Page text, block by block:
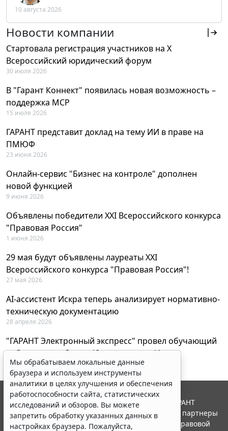
РФ
10 августа 2026
Новости компании
Стартовала регистрация участников на X
Всероссийский юридический форум
30 июля 2026
В "Гарант Коннект" появилась новая возможность –
поддержка MCP
15 июля 2026
ГАРАНТ представит доклад на тему ИИ в праве на
ПМЮФ
23 июня 2026
Онлайн-сервис "Бизнес на контроле" дополнен
новой функцией
9 июня 2026
Объявлены победители XXI Всероссийского конкурса
"Правовая Россия"
1 июня 2026
29 мая будут объявлены лауреаты XXI
Всероссийского конкурса "Правовая Россия"!
27 мая 2026
AI-ассистент Искра теперь анализирует нормативно-
техническую документацию
28 апреля 2026
"ГАРАНТ Электронный экспресс" провел обучающий
вебинар по работе с AI-ассистентом Искра
23 апреля 2026
Мы обрабатываем локальные данные
браузера и используем инструменты
аналитики в целях улучшения и обеспечения
работоспособности сайта, статистических
исследований и обзоров. Вы можете
запретить обработку указанных данных в
настройках браузера. Пожалуйста,
© ООО "НПП "ГАРАНТ-СЕРВИС", 2026. Система ГАРАНТ
выпускается с 1990 года. Компания "Гарант" и ее партнеры
являются участниками Российской ассоциации правовой